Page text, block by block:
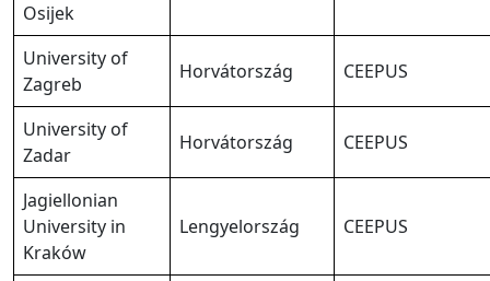
Osijek
University of
Zagreb
Horvátország CEEPUS
University of
Zadar
Horvátország CEEPUS
Jagiellonian
University in
Kraków
Lengyelország CEEPUS